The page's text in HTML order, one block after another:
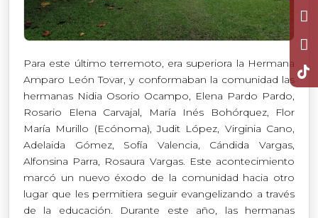
Para este último terremoto, era superiora la Hermana
Amparo León Tovar, y conformaban la comunidad las
hermanas Nidia Osorio Ocampo, Elena Pardo Pardo,
Rosario Elena Carvajal, María Inés Bohórquez, Flor
María Murillo (Ecónoma), Judit López, Virginia Cano,
Adelaida Gómez, Sofía Valencia, Cándida Vargas,
Alfonsina Parra, Rosaura Vargas. Este acontecimiento
marcó un nuevo éxodo de la comunidad hacia otro
lugar que les permitiera seguir evangelizando a través
de la educación. Durante este año, las hermanas